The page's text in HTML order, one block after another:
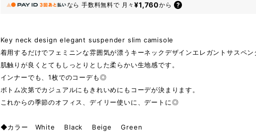
なら 手数料無料で 月々¥1,760から
Key neck design elegant suspender slim camisole
着用するだけでフェミニンな雰囲気が漂うキーネックデザインエレガントサスペン
肌触りが良くとてもしっとりとした柔らかい生地感です。
インナーでも、1枚でのコーデも◎
ボトム次第でカジュアルにもきれいめにもコーデが決まります。
これからの季節のオフィス、デイリー使いに、デートに◎
◆カラー White Black Beige Green